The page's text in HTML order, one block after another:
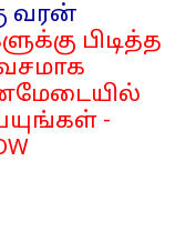
வரன்
பிடித்த
-